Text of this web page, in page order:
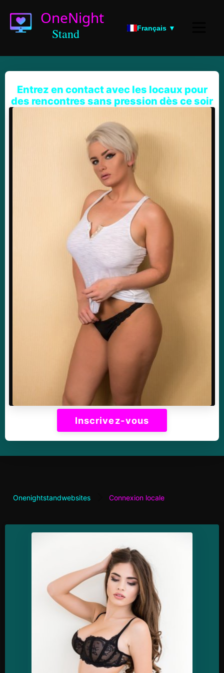
Français ▼
Entrez en contact avec les locaux pour
des rencontres sans pression dès ce soir
Inscrivez-vous
Onenightstandwebsites Connexion locale